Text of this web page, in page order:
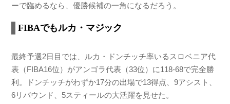
ーで臨めるなら、優勝候補の一角になるだろう。
FIBAでもルカ・マジック
最終予選2日目では、ルカ・ドンチッチ率いるスロベニア代
表（FIBA16位）がアンゴラ代表（33位）に118-68で完全勝
利。ドンチッチがわずか17分の出場で13得点、9アシスト、
6リバウンド、5スティールの大活躍を見せた。